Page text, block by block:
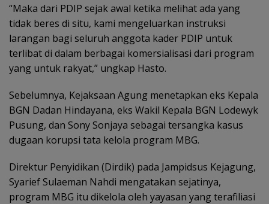
“Maka dari PDIP sejak awal ketika melihat ada yang
tidak beres di situ, kami mengeluarkan instruksi
larangan bagi seluruh anggota kader PDIP untuk
terlibat di dalam berbagai komersialisasi dari program
yang untuk rakyat,” ungkap Hasto.
Sebelumnya, Kejaksaan Agung menetapkan eks Kepala
BGN Dadan Hindayana, eks Wakil Kepala BGN Lodewyk
Pusung, dan Sony Sonjaya sebagai tersangka kasus
dugaan korupsi tata kelola program MBG.
Direktur Penyidikan (Dirdik) pada Jampidsus Kejagung,
Syarief Sulaeman Nahdi mengatakan sejatinya,
program MBG itu dikelola oleh yayasan yang terafiliasi